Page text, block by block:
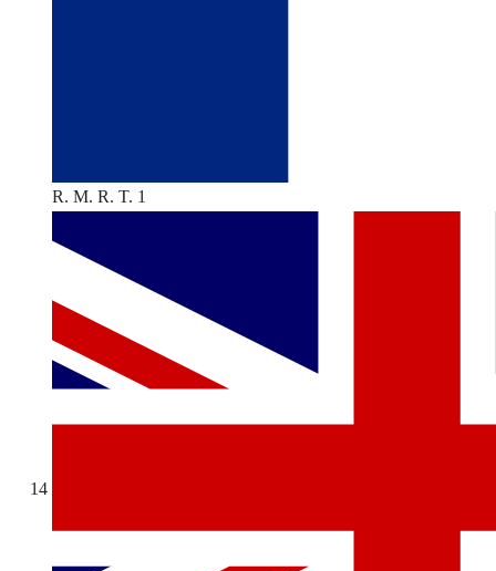
R. M. R. T. 1
14